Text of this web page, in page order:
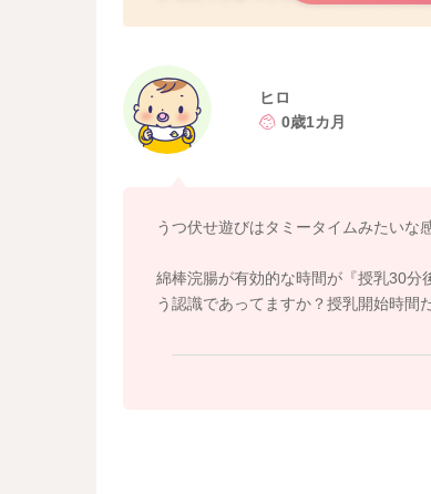
く「の」の字にマッサージしたり、赤
スタイル）にしてみる、うつ伏せで遊
ろしければお試しになってみてくださ
ったり、お子さんのお腹が張っている
ヒロ
0歳1カ月
うつ伏せ遊びはタミータイムみたいな
綿棒浣腸が有効的な時間が『授乳30分
う認識であってますか？授乳開始時間